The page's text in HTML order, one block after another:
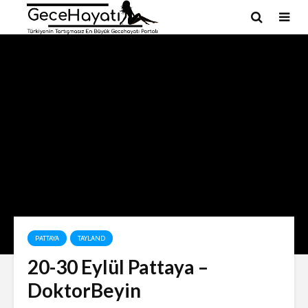
PATTAYA TAYLAND
20-30 Eylül Pattaya –
DoktorBeyin